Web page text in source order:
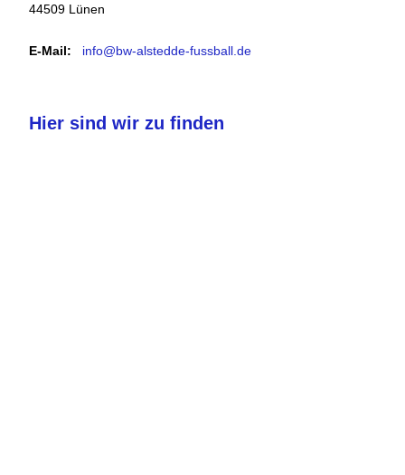
44509 Lünen
E-Mail: info@bw-alstedde-fussball.de
Hier sind wir zu finden